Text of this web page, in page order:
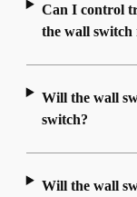
Can I control
the wall switch
Will the wall
switch?
Will the wall